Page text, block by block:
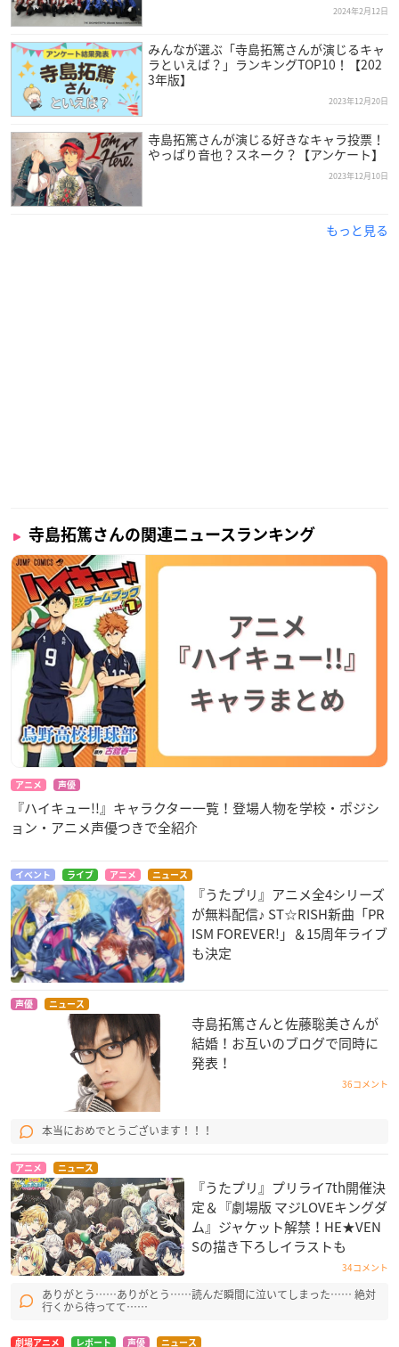
2024年2月12日
みんなが選ぶ「寺島拓篤さんが演じるキャ
ラといえば？」ランキングTOP10！【202
3年版】
2023年12月20日
寺島拓篤さんが演じる好きなキャラ投票！
やっぱり音也？スネーク？【アンケート】
2023年12月10日
もっと見る
寺島拓篤さんの関連ニュースランキング
アニメ 声優
『ハイキュー!!』キャラクター一覧！登場人物を学校・ポジシ
ョン・アニメ声優つきで全紹介
イベント ライブ アニメ ニュース
『うたプリ』アニメ全4シリーズ
が無料配信♪ ST☆RISH新曲「PR
ISM FOREVER!」＆15周年ライブ
も決定
声優 ニュース
寺島拓篤さんと佐藤聡美さんが
結婚！お互いのブログで同時に
発表！
36コメント
本当におめでとうございます！！！
アニメ ニュース
『うたプリ』プリライ7th開催決
定＆『劇場版 マジLOVEキングダ
ム』ジャケット解禁！HE★VEN
Sの描き下ろしイラストも
34コメント
ありがとう……ありがとう……読んだ瞬間に泣いてしまった…… 絶対
行くから待ってて……
劇場アニメ レポート 声優 ニュース